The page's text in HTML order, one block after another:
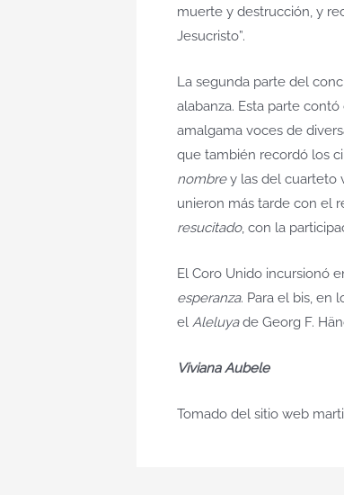
muerte y destrucción, y
Jesucristo”.
La segunda parte del
alabanza. Esta parte
amalgama voces de
que también recordó los
nombrey las del cuarteto
unieron más tarde con el
resucitado, con la
El Coro Unido incursionó
esperanza. Para el bis, en
el Aleluyade Georg F.
Viviana Aubele
Tomado del sitio web